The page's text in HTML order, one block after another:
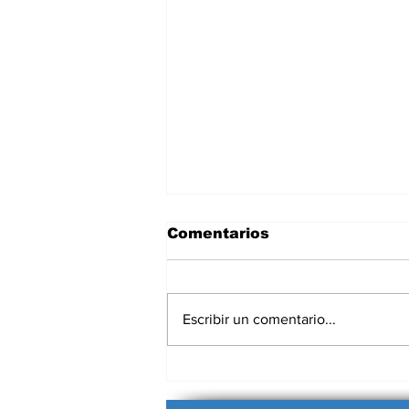
no tiene consuelo: las
Comentarios
Escribir un comentario...